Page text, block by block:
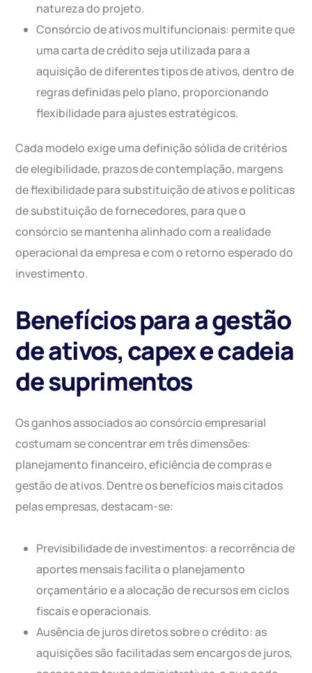
natureza do projeto.
Consórcio de ativos multifuncionais: permite que
uma carta de crédito seja utilizada para a
aquisição de diferentes tipos de ativos, dentro de
regras definidas pelo plano, proporcionando
flexibilidade para ajustes estratégicos.
Cada modelo exige uma definição sólida de critérios
de elegibilidade, prazos de contemplação, margens
de flexibilidade para substituição de ativos e políticas
de substituição de fornecedores, para que o
consórcio se mantenha alinhado com a realidade
operacional da empresa e com o retorno esperado do
investimento.
Benefícios para a gestão
de ativos, capex e cadeia
de suprimentos
Os ganhos associados ao consórcio empresarial
costumam se concentrar em três dimensões:
planejamento financeiro, eficiência de compras e
gestão de ativos. Dentre os benefícios mais citados
pelas empresas, destacam-se:
Previsibilidade de investimentos: a recorrência de
aportes mensais facilita o planejamento
orçamentário e a alocação de recursos em ciclos
fiscais e operacionais.
Ausência de juros diretos sobre o crédito: as
aquisições são facilitadas sem encargos de juros,